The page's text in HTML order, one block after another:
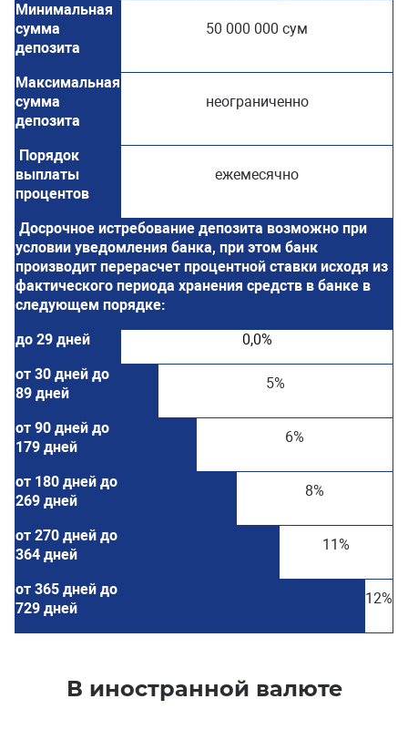
Минимальная
сумма
депозита
50 000 000 сум
Максимальная
сумма
депозита
неограниченно
Порядок
выплаты
процентов
ежемесячно
Досрочное истребование депозита возможно при
условии уведомления банка, при этом банк
производит перерасчет процентной ставки исходя из
фактического периода хранения средств в банке в
следующем порядке:
до 29 дней
0,0%
от 30 дней до
89 дней
5%
от 90 дней до
179 дней
6%
от 180 дней до
269 дней
8%
от 270 дней до
364 дней
11%
от 365 дней до
729 дней
12%
В иностранной валюте